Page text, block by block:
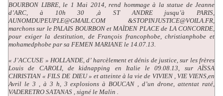
BOURBON LIBRE, le 1 Mai 2014, rend hommage à la statue de Jeanne
d’ARC, à 10h 30 ,à ST ANDRE jusqu’à PARIS,
AUNOMDUPEUPLE@GMAIL.COM &STOPINJUSTICE@VOILA.FR,
marchons sur le PALAIS BOURBON et MAÏDEN PLACE de LA CONCORDE,
pour exiger la destitution, de François francophobe, christianphobe et
mohamedphobe par sa FEMEN MARIANE le 14.07.13.
« J’ACCUSE » HOLLANDE, d’ harcèlement et dénis de justice, sur les frères
Louis de CAROLI, de kidnapping en Italie le 09.08.13, sur AÏSSA
CHRISTIAN « FILS DE DIEU » et atteinte à la vie de VIVIEN , VIE VIENS,en
Avril le 3 , à 3 h, 3 explosions à BOUCAN , d’un drone, attentat raté,
VADERETRO SATANAS , signé le Malin .